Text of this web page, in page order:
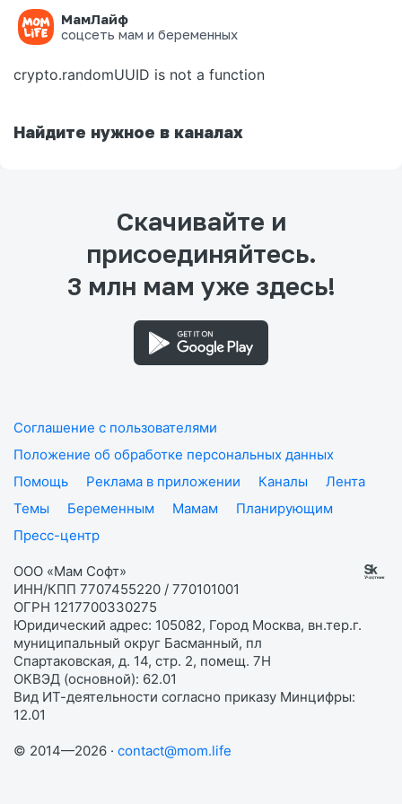
МамЛайф
соцсеть мам и беременных
Ошибка на странице
crypto.randomUUID is not a function
Найдите нужное в каналах
Скачивайте и
присоединяйтесь.
3 млн мам уже здесь!
Соглашение с пользователями
Положение об обработке персональных данных
Помощь
Реклама в приложении Каналы
Лента
Темы
Беременным Мамам
Планирующим
Пресс-центр
ООО «Мам Софт»
ИНН/КПП 7707455220 / 770101001
ОГРН 1217700330275
Юридический адрес: 105082, Город Москва, вн.тер.г.
муниципальный округ Басманный, пл
Спартаковская, д. 14, стр. 2, помещ. 7Н
ОКВЭД (основной): 62.01
Вид ИТ-деятельности согласно приказу Минцифры:
12.01
© 2014—2026 · contact@mom.life